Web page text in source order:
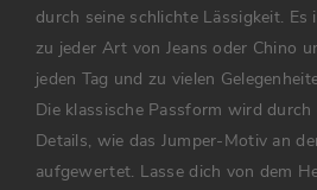
durch seine schlichte Lässigkeit. Es
zu jeder Art von Jeans oder Chino
jeden Tag und zu vielen
Die klassische Passform wird
Details, wie das Jumper-Motiv an
aufgewertet. Lasse dich von dem